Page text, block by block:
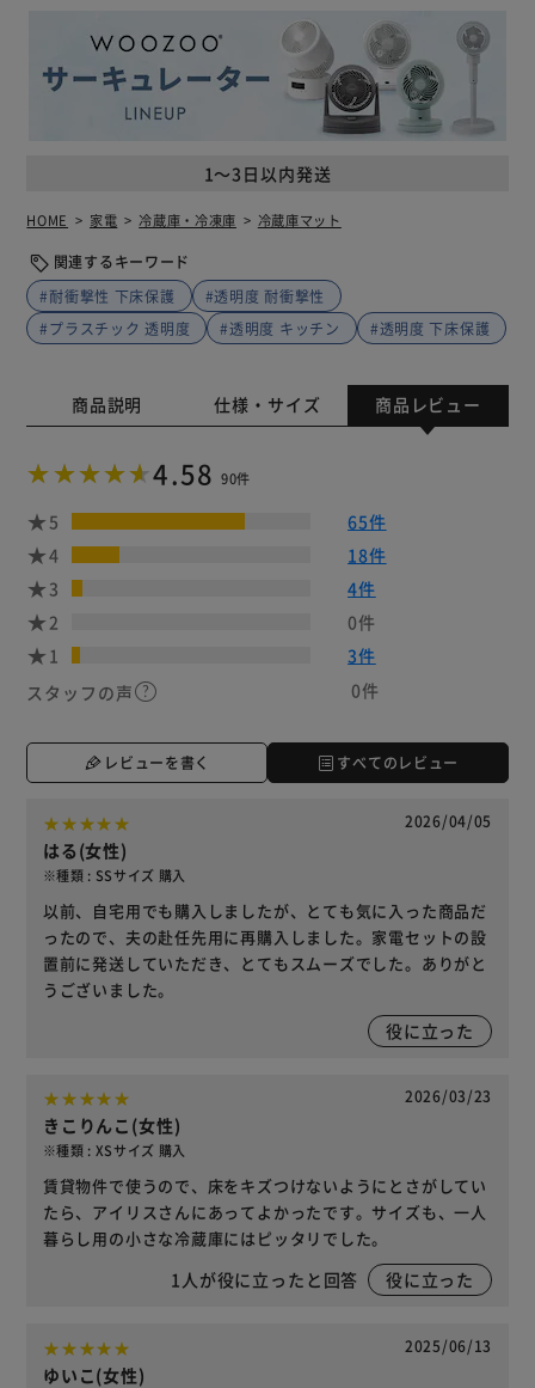
1～3日以内発送
HOME 家電 冷蔵庫・冷凍庫 冷蔵庫マット
関連するキーワード
#耐衝撃性 下床保護
#透明度 耐衝撃性
#プラスチック 透明度
#透明度 キッチン #透明度 下床保護
商品説明 仕様・サイズ 商品レビュー
4.58 90件
5
65件
4
18件
3
4件
2
0件
1
3件
スタッフの声
0件
レビューを書く すべてのレビュー
2026/04/05
はる(女性)
※種類 : SSサイズ 購入
以前、自宅用でも購入しましたが、とても気に入った商品だ
ったので、夫の赴任先用に再購入しました。家電セットの設
置前に発送していただき、とてもスムーズでした。ありがと
うございました。
役に立った
2026/03/23
きこりんこ(女性)
※種類 : XSサイズ 購入
賃貸物件で使うので、床をキズつけないようにとさがしてい
たら、アイリスさんにあってよかったです。サイズも、一人
暮らし用の小さな冷蔵庫にはピッタリでした。
1 人が役に立ったと回答 役に立った
2025/06/13
ゆいこ(女性)